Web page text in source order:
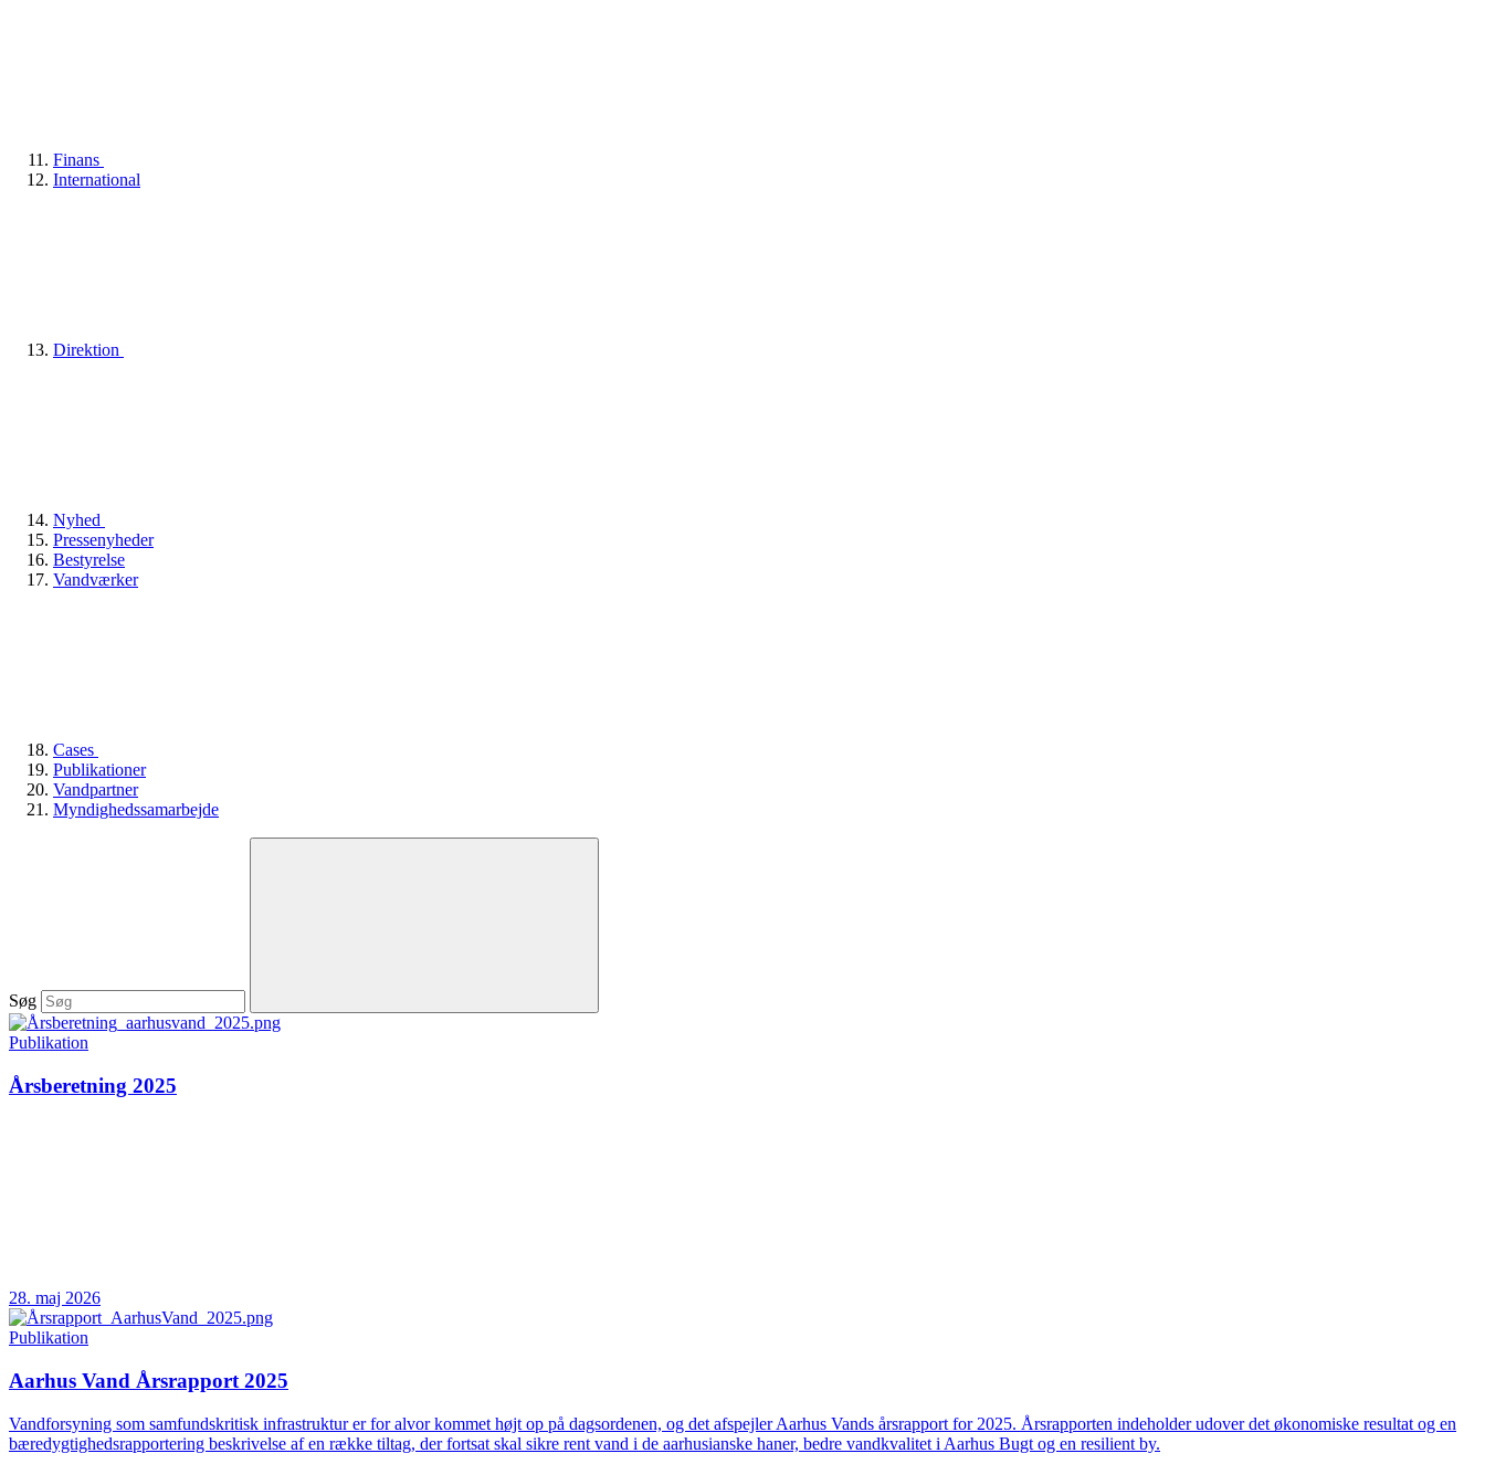
Finans
International
Direktion
Nyhed
Pressenyheder
Bestyrelse
Vandværker
Cases
Publikationer
Vandpartner
Myndighedssamarbejde
Søg
Publikation
Årsberetning 2025
28. maj 2026
Publikation
Aarhus Vand Årsrapport 2025
Vandforsyning som samfundskritisk infrastruktur er for alvor kommet højt op på dagsordenen, og det afspejler Aarhus Vands årsrapport for 2025. Årsrapporten indeholder udover det økonomiske resultat og en
bæredygtighedsrapportering beskrivelse af en række tiltag, der fortsat skal sikre rent vand i de aarhusianske haner, bedre vandkvalitet i Aarhus Bugt og en resilient by.